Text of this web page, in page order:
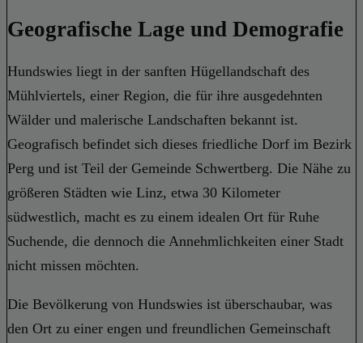
Geografische Lage und Demografie
Hundswies liegt in der sanften Hügellandschaft des
Mühlviertels, einer Region, die für ihre ausgedehnten
Wälder und malerische Landschaften bekannt ist.
Geografisch befindet sich dieses friedliche Dorf im Bezirk
Perg und ist Teil der Gemeinde Schwertberg. Die Nähe zu
größeren Städten wie Linz, etwa 30 Kilometer
südwestlich, macht es zu einem idealen Ort für Ruhe
Suchende, die dennoch die Annehmlichkeiten einer Stadt
nicht missen möchten.
Die Bevölkerung von Hundswies ist überschaubar, was
den Ort zu einer engen und freundlichen Gemeinschaft